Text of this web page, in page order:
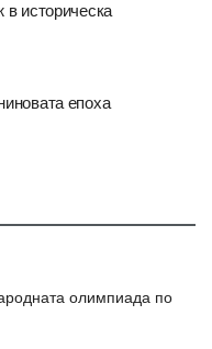
в историческа
епоха
олимпиада по